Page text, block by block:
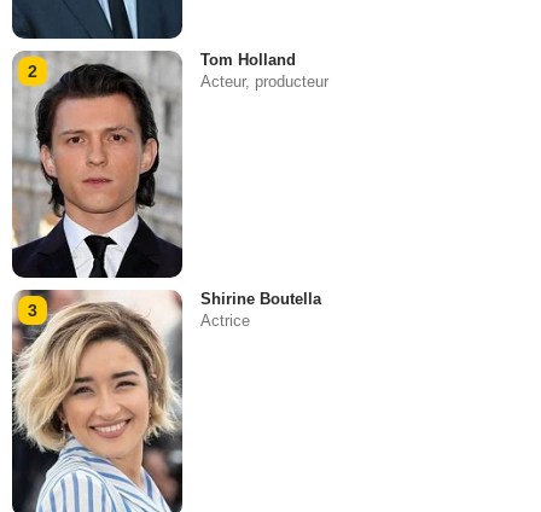
2
Tom Holland
Acteur, producteur
3
Shirine Boutella
Actrice